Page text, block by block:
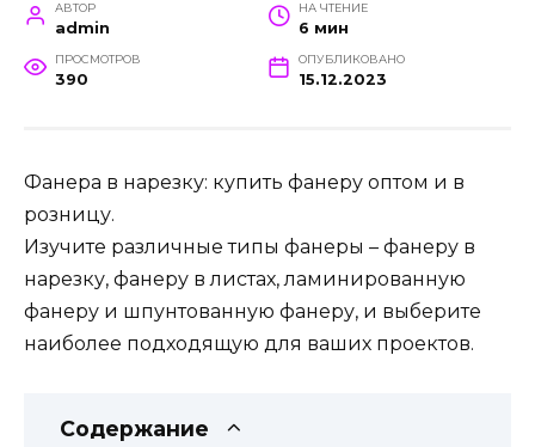
АВТОР
admin
НА ЧТЕНИЕ
6 мин
ПРОСМОТРОВ
390
ОПУБЛИКОВАНО
15.12.2023
Фанера в нарезку: купить фанеру оптом и в
розницу.
Изучите различные типы фанеры – фанеру в
нарезку, фанеру в листах, ламинированную
фанеру и шпунтованную фанеру, и выберите
наиболее подходящую для ваших проектов.
Содержание